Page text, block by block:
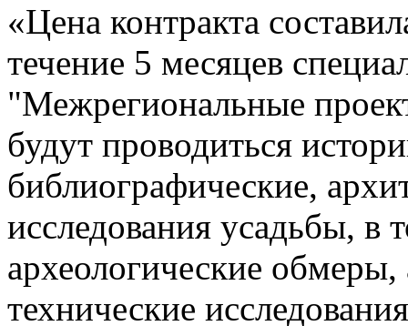
«Цена контракта
течение 5 месяцев
"Межрегиональные
будут проводиться
библиографические,
исследования усадьбы, в
археологические
технические